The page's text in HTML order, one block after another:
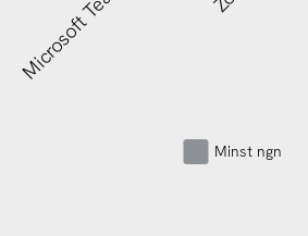
Microsoft Teams
Minst ngn